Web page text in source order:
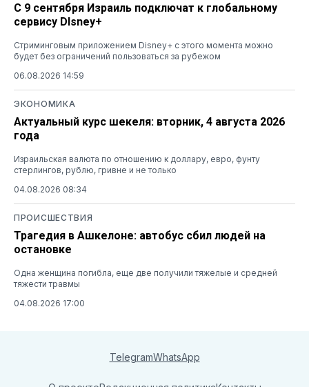
С 9 сентября Израиль подключат к глобальному
сервису DIsney+
Стриминговым приложением Disney+ с этого момента можно
будет без ограничений пользоваться за рубежом
06.08.2026 14:59
ЭКОНОМИКА
Актуальный курс шекеля: вторник, 4 августа 2026
года
Израильская валюта по отношению к доллару, евро, фунту
стерлингов, рублю, гривне и не только
04.08.2026 08:34
ПРОИСШЕСТВИЯ
Трагедия в Ашкелоне: автобус сбил людей на
остановке
Одна женщина погибла, еще две получили тяжелые и средней
тяжести травмы
04.08.2026 17:00
TelegramWhatsApp